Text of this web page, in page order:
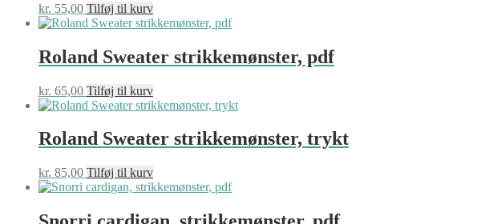
kr. 55,00 Tilføj til kurv
Roland Sweater strikkemønster, pdf
kr. 65,00 Tilføj til kurv
Roland Sweater strikkemønster, trykt
kr. 85,00 Tilføj til kurv